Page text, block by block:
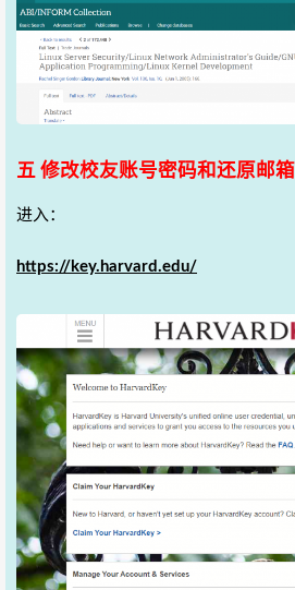
五 修改校友账号密码和还原邮箱
进入：
https://key.harvard.edu/